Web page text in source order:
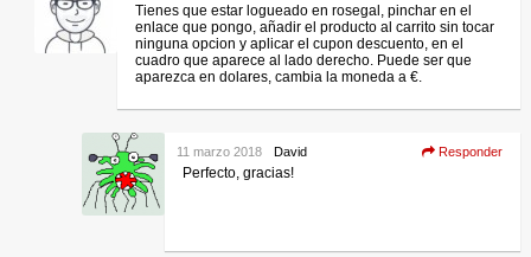
Tienes que estar logueado en rosegal, pinchar en el
enlace que pongo, añadir el producto al carrito sin tocar
ninguna opcion y aplicar el cupon descuento, en el
cuadro que aparece al lado derecho. Puede ser que
aparezca en dolares, cambia la moneda a €.
David
11 marzo 2018 Responder
Perfecto, gracias!